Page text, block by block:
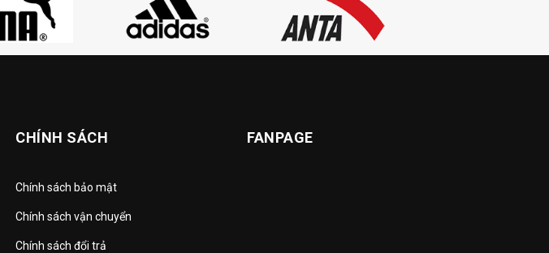
CHÍNH SÁCH
Chính sách bảo mật
Chính sách vận chuyển
Chính sách đổi trả
FANPAGE